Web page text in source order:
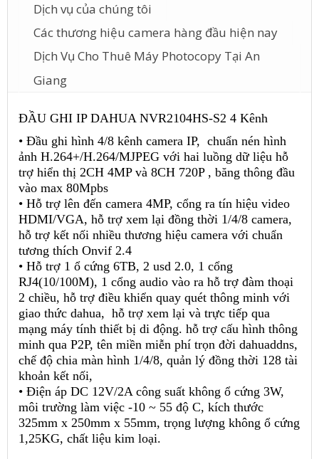
Dịch vụ của chúng tôi
Các thương hiệu camera hàng đầu hiện nay
Dịch Vụ Cho Thuê Máy Photocopy Tại An
Giang
ĐẦU GHI IP DAHUA NVR2104HS-S2 4 Kênh
• Đầu ghi hình 4/8 kênh camera IP, chuẩn nén hình
ảnh H.264+/H.264/MJPEG với hai luồng dữ liệu hỗ
trợ hiển thị 2CH 4MP và 8CH 720P , băng thông đầu
vào max 80Mpbs
• Hỗ trợ lên đến camera 4MP, cổng ra tín hiệu video
HDMI/VGA, hỗ trợ xem lại đồng thời 1/4/8 camera,
hỗ trợ kết nối nhiều thương hiệu camera với chuẩn
tương thích Onvif 2.4
• Hỗ trợ 1 ổ cứng 6TB, 2 usd 2.0, 1 cổng
RJ4(10/100M), 1 cổng audio vào ra hỗ trợ đàm thoại
2 chiều, hỗ trợ điều khiển quay quét thông minh với
giao thức dahua, hỗ trợ xem lại và trực tiếp qua
mạng máy tính thiết bị di động. hỗ trợ cấu hình thông
minh qua P2P, tên miền miễn phí trọn đời dahuaddns,
chế độ chia màn hình 1/4/8, quản lý đồng thời 128 tài
khoản kết nối,
• Điện áp DC 12V/2A công suất không ổ cứng 3W,
môi trường làm việc -10 ~ 55 độ C, kích thước
325mm x 250mm x 55mm, trọng lượng không ổ cứng
1,25KG, chất liệu kim loại.